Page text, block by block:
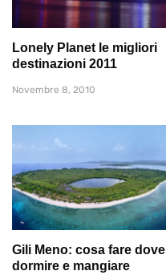
Lonely Planet le migliori
destinazioni 2011
Novembre 8, 2010
Gili Meno: cosa fare dove
dormire e mangiare